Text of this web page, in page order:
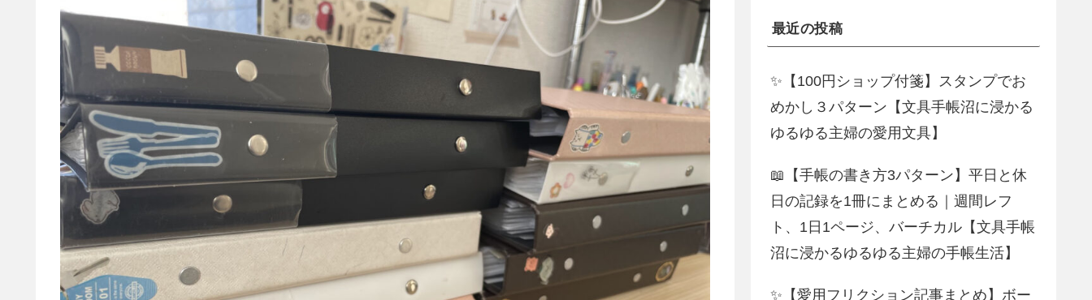
最近の投稿
✨【100円ショップ付箋】スタンプでお
めかし３パターン【文具手帳沼に浸かる
ゆるゆる主婦の愛用文具】
📖【手帳の書き方3パターン】平日と休
日の記録を1冊にまとめる｜週間レフ
ト、1日1ページ、バーチカル【文具手帳
沼に浸かるゆるゆる主婦の手帳生活】
✨【愛用フリクション記事まとめ】ボー